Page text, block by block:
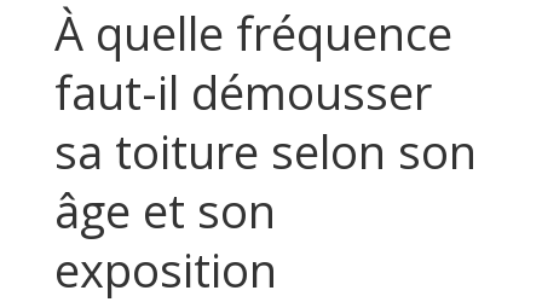
À quelle fréquence
faut-il démousser
sa toiture selon son
âge et son
exposition